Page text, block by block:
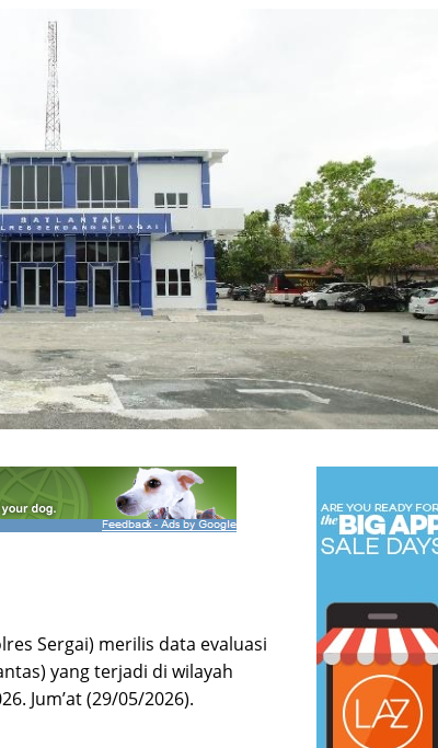
Sergai) merilis data evaluasi
yang terjadi di wilayah
Jum’at (29/05/2026).